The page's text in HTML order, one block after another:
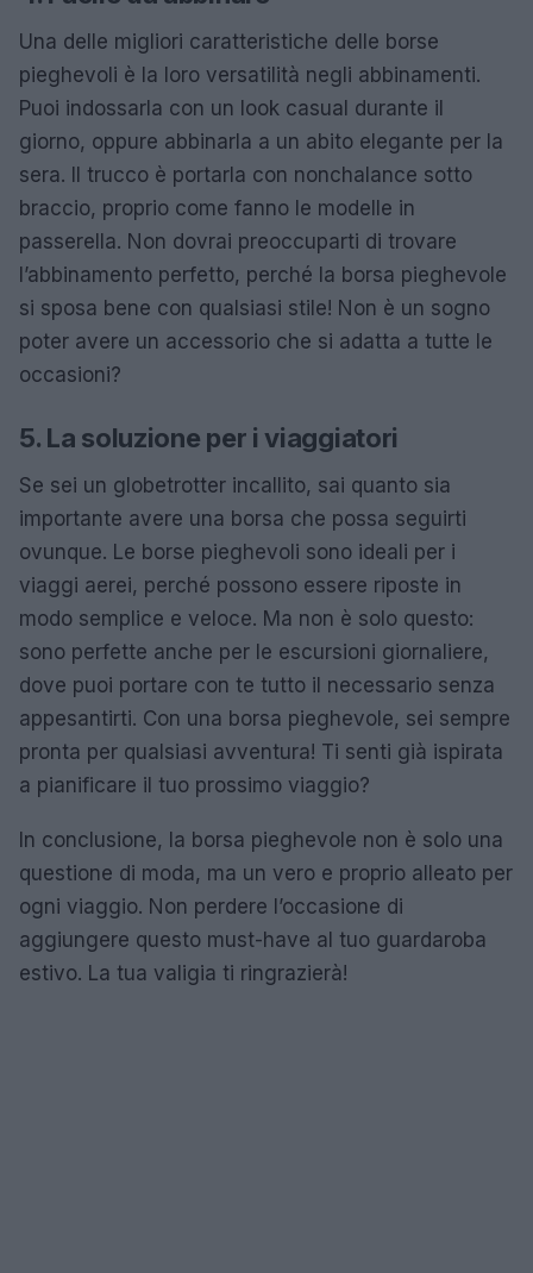
Una delle migliori caratteristiche delle borse
pieghevoli è la loro versatilità negli abbinamenti.
Puoi indossarla con un look casual durante il
giorno, oppure abbinarla a un abito elegante per la
sera. Il trucco è portarla con nonchalance sotto
braccio, proprio come fanno le modelle in
passerella. Non dovrai preoccuparti di trovare
l’abbinamento perfetto, perché la borsa pieghevole
si sposa bene con qualsiasi stile! Non è un sogno
poter avere un accessorio che si adatta a tutte le
occasioni?
5. La soluzione per i viaggiatori
Se sei un globetrotter incallito, sai quanto sia
importante avere una borsa che possa seguirti
ovunque. Le borse pieghevoli sono ideali per i
viaggi aerei, perché possono essere riposte in
modo semplice e veloce. Ma non è solo questo:
sono perfette anche per le escursioni giornaliere,
dove puoi portare con te tutto il necessario senza
appesantirti. Con una borsa pieghevole, sei sempre
pronta per qualsiasi avventura! Ti senti già ispirata
a pianificare il tuo prossimo viaggio?
In conclusione, la borsa pieghevole non è solo una
questione di moda, ma un vero e proprio alleato per
ogni viaggio. Non perdere l’occasione di
aggiungere questo must-have al tuo guardaroba
estivo. La tua valigia ti ringrazierà!